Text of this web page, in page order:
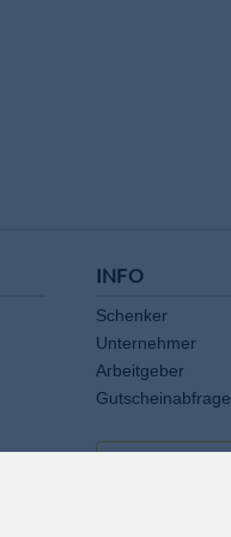
INFO
Schenker
Unternehmer
Arbeitgeber
Gutscheinabfrage